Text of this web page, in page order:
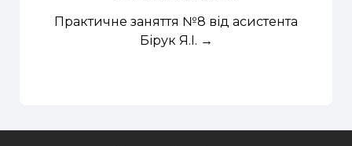
Практичне заняття №8 від асистента
Бірук Я.І. →